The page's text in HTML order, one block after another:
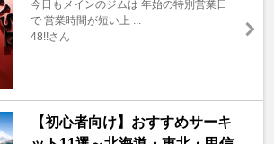
今日もメインのジムは 年始の特別営業日
で 営業時間が短い上 ...
48!!さん
【初心者向け】おすすめサーキ